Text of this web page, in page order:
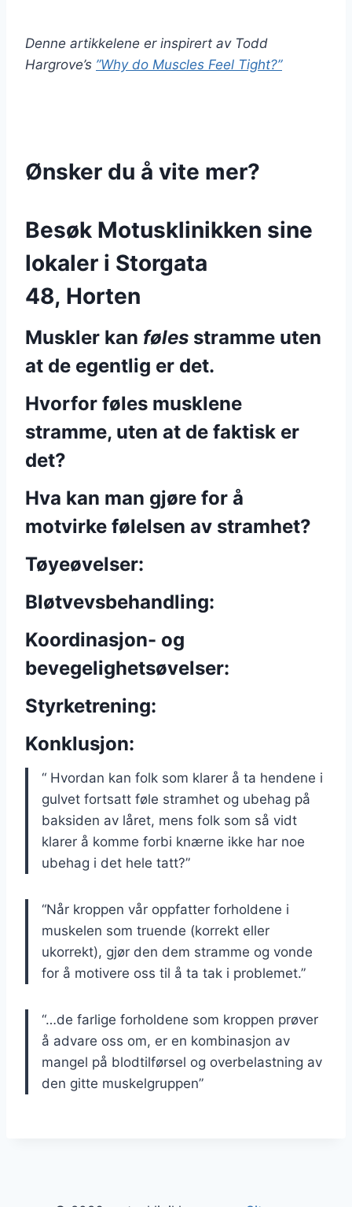
Denne artikkelene er inspirert av Todd
Hargrove’s ”Why do Muscles Feel Tight?”
Ønsker du å vite mer?
Besøk Motusklinikken sine
lokaler i Storgata
48, Horten
Muskler kan føles stramme uten
at de egentlig er det.
Hvorfor føles musklene
stramme, uten at de faktisk er
det?
Hva kan man gjøre for å
motvirke følelsen av stramhet?
Tøyeøvelser:
Bløtvevsbehandling:
Koordinasjon- og
bevegelighetsøvelser:
Styrketrening:
Konklusjon:
“ Hvordan kan folk som klarer å ta hendene i
gulvet fortsatt føle stramhet og ubehag på
baksiden av låret, mens folk som så vidt
klarer å komme forbi knærne ikke har noe
ubehag i det hele tatt?”
“Når kroppen vår oppfatter forholdene i
muskelen som truende (korrekt eller
ukorrekt), gjør den dem stramme og vonde
for å motivere oss til å ta tak i problemet.”
“…de farlige forholdene som kroppen prøver
å advare oss om, er en kombinasjon av
mangel på blodtilførsel og overbelastning av
den gitte muskelgruppen”